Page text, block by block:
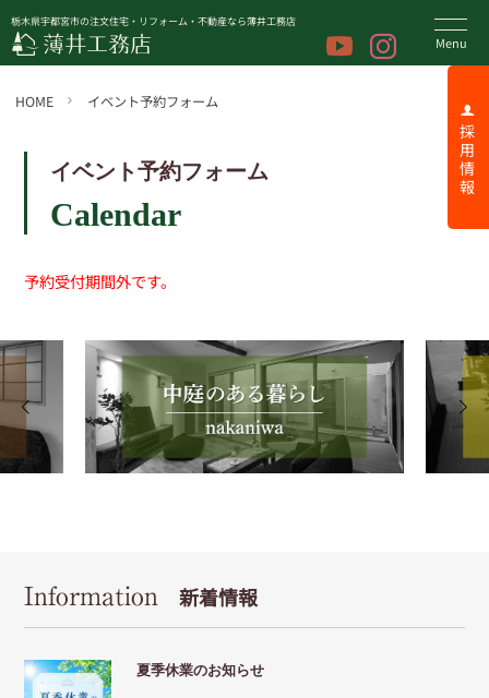
栃木県宇都宮市の注文住宅・リフォーム・不動産なら薄井工務店
採 用 情 報
HOME イベント予約フォーム
イベント予約フォーム
Calendar
予約受付期間外です。
Information 新着情報
夏季休業のお知らせ